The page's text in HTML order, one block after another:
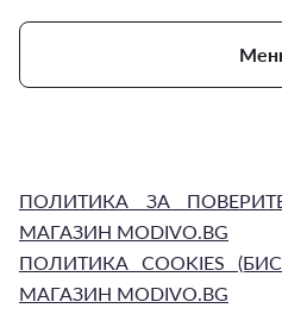
ПОЛИТИКА ЗА
МАГАЗИН MODIVO.BG
ПОЛИТИКА COOKIES
МАГАЗИН MODIVO.BG